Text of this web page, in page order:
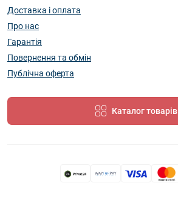
Доставка і оплата
Про нас
Гарантія
Повернення та обмін
Публічна оферта
Каталог товарів